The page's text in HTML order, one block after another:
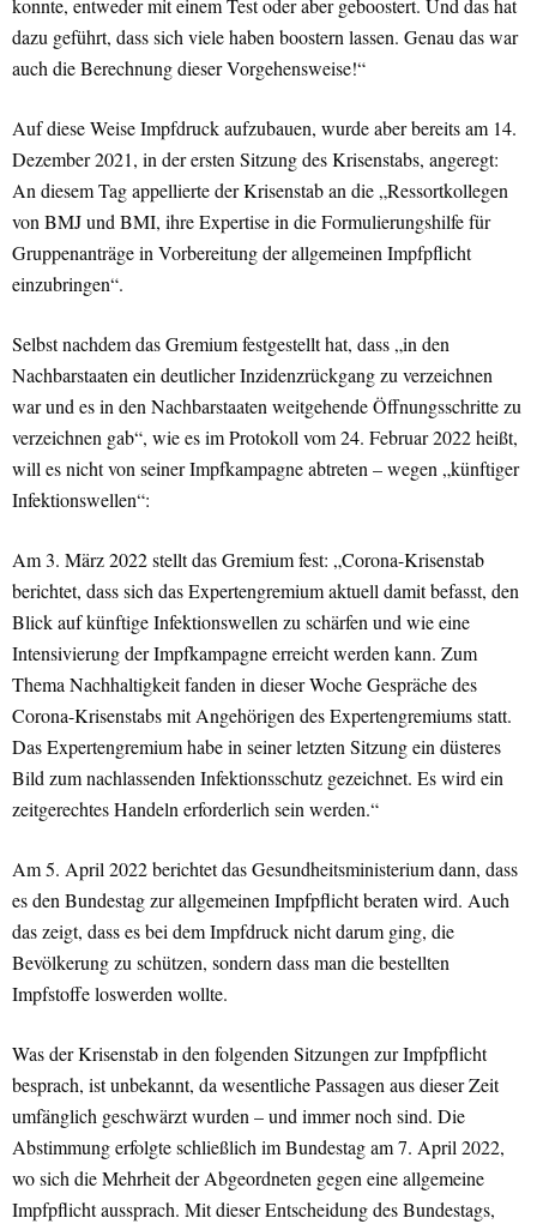
konnte, entweder mit einem Test oder aber geboostert. Und das hat
dazu geführt, dass sich viele haben boostern lassen. Genau das war
auch die Berechnung dieser Vorgehensweise!“
Auf diese Weise Impfdruck aufzubauen, wurde aber bereits am 14.
Dezember 2021, in der ersten Sitzung des Krisenstabs, angeregt:
An diesem Tag appellierte der Krisenstab an die „Ressortkollegen
von BMJ und BMI, ihre Expertise in die Formulierungshilfe für
Gruppenanträge in Vorbereitung der allgemeinen Impfpflicht
einzubringen“.
Selbst nachdem das Gremium festgestellt hat, dass „in den
Nachbarstaaten ein deutlicher Inzidenzrückgang zu verzeichnen
war und es in den Nachbarstaaten weitgehende Öffnungsschritte zu
verzeichnen gab“, wie es im Protokoll vom 24. Februar 2022 heißt,
will es nicht von seiner Impfkampagne abtreten – wegen „künftiger
Infektionswellen“:
Am 3. März 2022 stellt das Gremium fest: „Corona-Krisenstab
berichtet, dass sich das Expertengremium aktuell damit befasst, den
Blick auf künftige Infektionswellen zu schärfen und wie eine
Intensivierung der Impfkampagne erreicht werden kann. Zum
Thema Nachhaltigkeit fanden in dieser Woche Gespräche des
Corona-Krisenstabs mit Angehörigen des Expertengremiums statt.
Das Expertengremium habe in seiner letzten Sitzung ein düsteres
Bild zum nachlassenden Infektionsschutz gezeichnet. Es wird ein
zeitgerechtes Handeln erforderlich sein werden.“
Am 5. April 2022 berichtet das Gesundheitsministerium dann, dass
es den Bundestag zur allgemeinen Impfpflicht beraten wird. Auch
das zeigt, dass es bei dem Impfdruck nicht darum ging, die
Bevölkerung zu schützen, sondern dass man die bestellten
Impfstoffe loswerden wollte.
Was der Krisenstab in den folgenden Sitzungen zur Impfpflicht
besprach, ist unbekannt, da wesentliche Passagen aus dieser Zeit
umfänglich geschwärzt wurden – und immer noch sind. Die
Abstimmung erfolgte schließlich im Bundestag am 7. April 2022,
wo sich die Mehrheit der Abgeordneten gegen eine allgemeine
Impfpflicht aussprach. Mit dieser Entscheidung des Bundestags,